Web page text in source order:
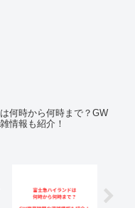
何時から何時まで？GW
情報も紹介！